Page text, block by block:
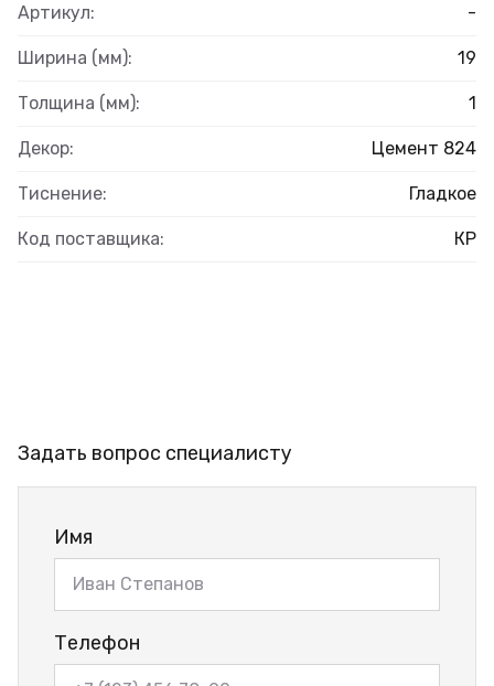
Артикул: -
Ширина (мм): 19
Толщина (мм): 1
Декор: Цемент 824
Тиснение: Гладкое
Код поставщика: КР
Задать вопрос специалисту
Имя
Телефон